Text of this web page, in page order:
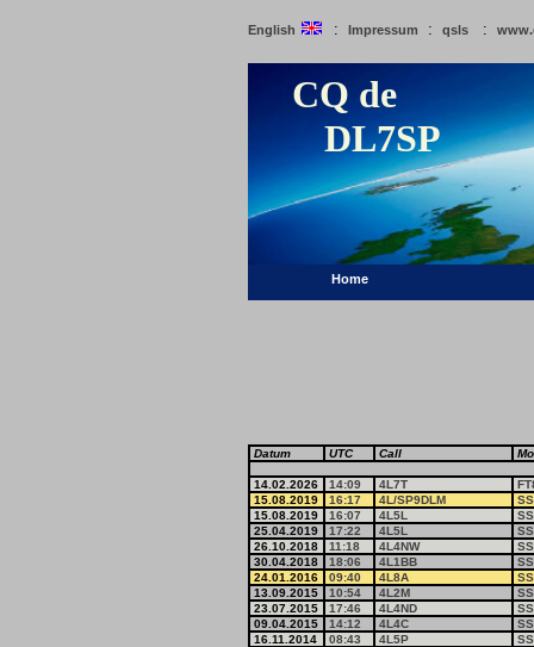
English : Impressum : qsls :
CQ de
DL7SP
Home
Datum UTC Call
14.02.2026 14:09 4L7T
15.08.2019
16:17 4L/SP9DLM
15.08.2019
16:07 4L5L
25.04.2019
17:22 4L5L
26.10.2018
11:18 4L4NW
30.04.2018
18:06 4L1BB
24.01.2016
09:40 4L8A
13.09.2015
10:54 4L2M
23.07.2015
17:46 4L4ND
09.04.2015
14:12 4L4C
16.11.2014
08:43 4L5P